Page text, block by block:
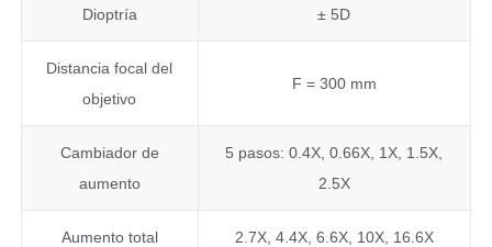
Dioptría ± 5D
Distancia focal del
objetivo
F = 300 mm
Cambiador de
aumento
5 pasos: 0.4X, 0.66X, 1X, 1.5X,
2.5X
Aumento total 2.7X, 4.4X, 6.6X, 10X, 16.6X